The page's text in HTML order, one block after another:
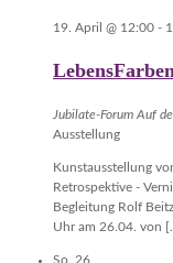
19. April @ 12:00 -
Jubilate-Forum Auf
Ausstellung
Kunstausstellung
Retrospektive -
Begleitung Rolf
Uhr am 26.04. von
So. 26